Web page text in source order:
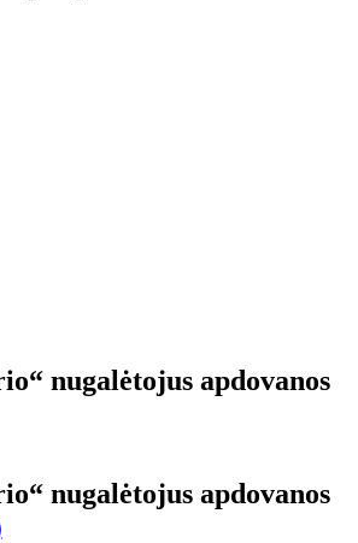
nugalėtojus apdovanos
nugalėtojus apdovanos